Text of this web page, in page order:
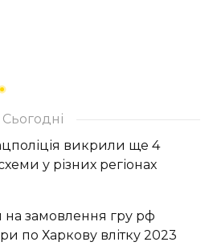
Сьогодні
викрили ще 4
у різних регіонах
замовлення гру рф
по Харкову влітку 2023